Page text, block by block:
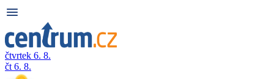
čtvrtek 6. 8.
čt 6. 8.